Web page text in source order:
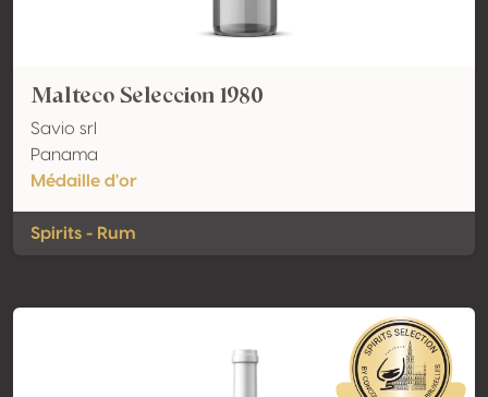
Malteco Seleccion 1980
Savio srl
Panama
Médaille d'or
Spirits - Rum